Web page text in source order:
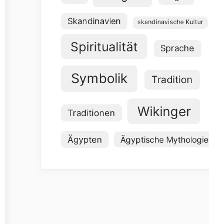
Skandinavien skandinavische Kultur
Spiritualität Sprache
Symbolik Tradition
Traditionen Wikinger
Ägypten Ägyptische Mythologie